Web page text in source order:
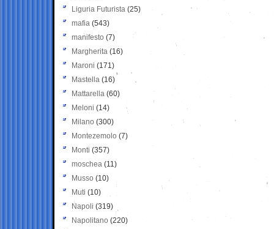
Liguria Futurista (25)
mafia (543)
manifesto (7)
Margherita (16)
Maroni (171)
Mastella (16)
Mattarella (60)
Meloni (14)
Milano (300)
Montezemolo (7)
Monti (357)
moschea (11)
Musso (10)
Muti (10)
Napoli (319)
Napolitano (220)